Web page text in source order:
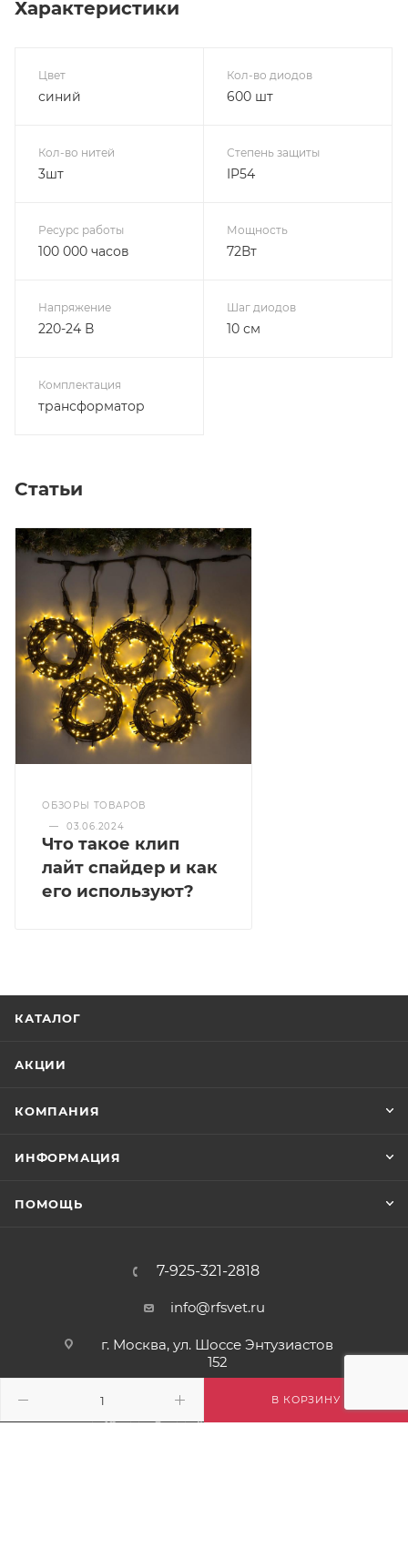
В КОРЗИНУ
Характеристики
Цвет
синий
Кол-во диодов
600 шт
Кол-во нитей
3шт
Степень защиты
IP54
Ресурс работы
100 000 часов
Мощность
72Вт
Напряжение
220-24 В
Шаг диодов
10 см
Комплектация
трансформатор
Статьи
ОБЗОРЫ ТОВАРОВ
—
03.06.2024
Что такое клип
лайт спайдер и как
его используют?
КАТАЛОГ
АКЦИИ
КОМПАНИЯ
ИНФОРМАЦИЯ
ПОМОЩЬ
7-925-321-2818
info@rfsvet.ru
г. Москва, ул. Шоссе Энтузиастов
152